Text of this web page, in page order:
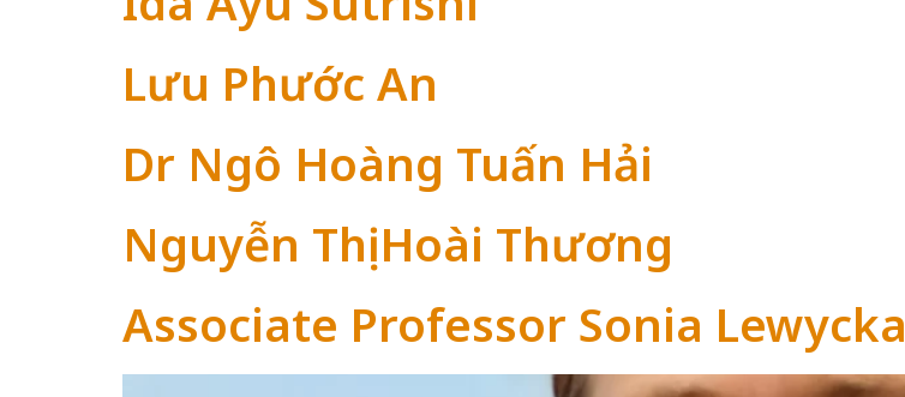
Lưu Phước An
Dr Ngô Hoàng Tuấn Hải
Nguyễn Thị Hoài Thương
Associate Professor Sonia Lewycka